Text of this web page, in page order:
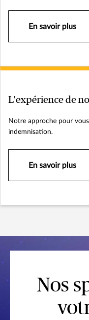
En savoir plus
L'expérience de
Notre approche pour
indemnisation.
En savoir plus
Nos